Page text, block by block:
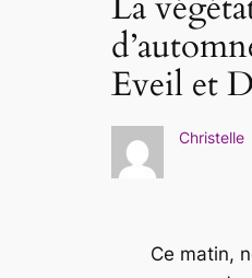
Eveil et
Christelle
Ce matin,